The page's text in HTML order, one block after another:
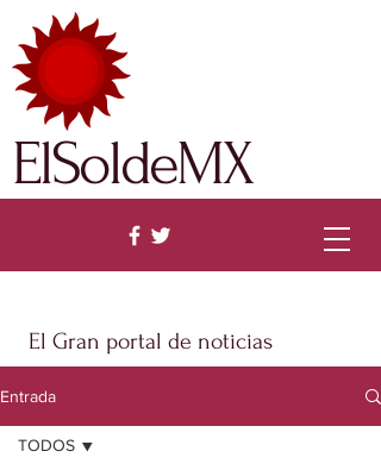
El Gran portal de noticias
ElSoldeMX
Entrada
TODOS